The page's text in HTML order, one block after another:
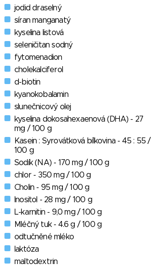
jodid draselný
síran manganatý
kyselina listová
seleničitan sodný
fytomenadion
cholekalciferol
d-biotin
kyanokobalamin
slunečnicový olej
kyselina dokosahexaenová (DHA) - 27
mg / 100 g
Kasein : Syrovátková bílkovina - 45 : 55 /
100 g
Sodík (NA) - 170 mg / 100 g
chlor - 350 mg / 100 g
Cholin - 95 mg / 100 g
Inositol - 28 mg / 100 g
L-karnitin - 9,0 mg / 100 g
Mléčný tuk - 4.6 g / 100 g
odtučněné mléko
laktóza
maltodextrin